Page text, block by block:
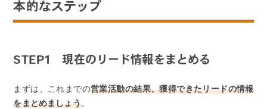
本的なステップ
STEP1 現在のリード情報をまとめる
まずは、これまでの営業活動の結果、獲得できたリードの情報
をまとめましょう。